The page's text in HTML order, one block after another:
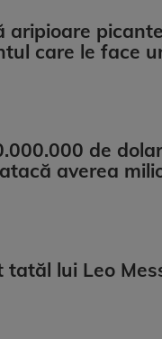
aripioare
care le face
de
averea
lui Leo